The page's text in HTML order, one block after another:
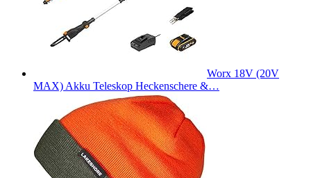
Worx 18V (20V
MAX) Akku Teleskop Heckenschere &…